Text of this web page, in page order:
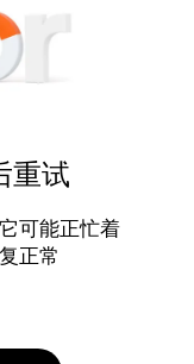
重试
可能正忙着
正常